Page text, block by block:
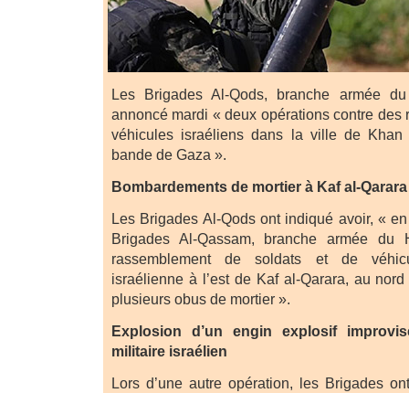
Les Brigades Al-Qods, branche armée
annoncé mardi « deux opérations contre des
véhicules israéliens dans la ville de
bande de Gaza ».
Bombardements de mortier à Kaf al-Qarara
Les Brigades Al-Qods ont indiqué avoir, «
Brigades Al-Qassam, branche armée du
rassemblement de soldats et de
israélienne à l’est de Kaf al-Qarara, au
plusieurs obus de mortier ».
Explosion d’un engin explosif
militaire israélien
Lors d’une autre opération, les Brigades